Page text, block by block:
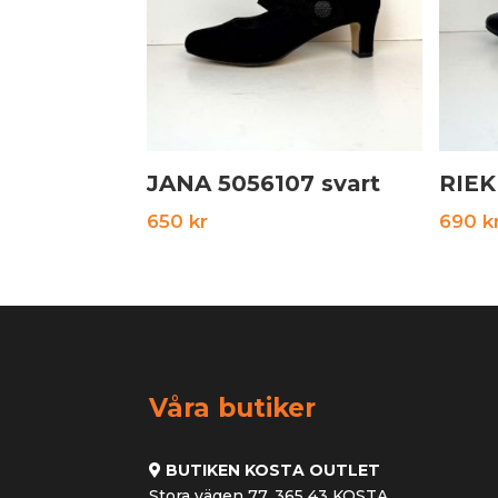
JANA 5056107 svart
650 kr 690
Våra butiker
BUTIKEN KOSTA OUTLET